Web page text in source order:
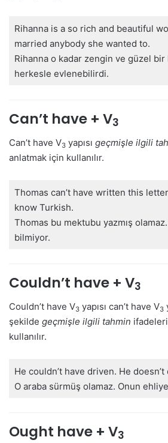
Rihanna is a so rich and beautiful
married anybody she wanted to.
Rihanna o kadar zengin ve güzel bir
herkesle evlenebilirdi.
Can’t have + V3
Can’t have V3 yapısı geçmişle ilgili
anlatmak için kullanılır.
Thomas can’t have written this
know Turkish.
Thomas bu mektubu yazmış
bilmiyor.
Couldn’t have + V3
Couldn’t have V3 yapısı can’t have V3
şekilde geçmişle ilgili tahmin
kullanılır.
He couldn’t have driven. He
O araba sürmüş olamaz. Onun
Ought have + V3